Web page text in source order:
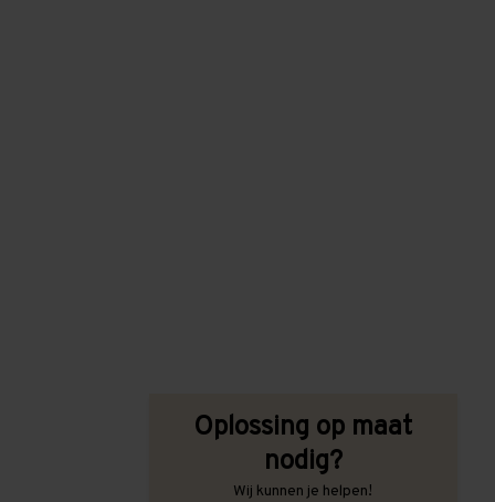
Oplossing op maat
nodig?
Wij kunnen je helpen!